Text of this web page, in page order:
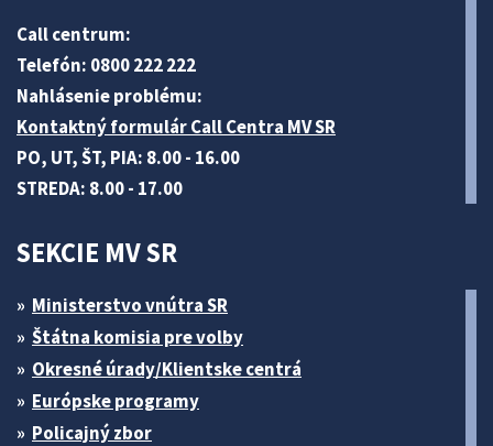
Call centrum:
Telefón: 0800 222 222
Nahlásenie problému:
Kontaktný formulár Call Centra MV SR
PO, UT, ŠT, PIA: 8.00 - 16.00
STREDA: 8.00 - 17.00
SEKCIE MV SR
Ministerstvo vnútra SR
Štátna komisia pre volby
Okresné úrady/Klientske centrá
Európske programy
Policajný zbor